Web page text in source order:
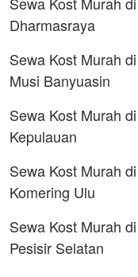
Dharmasraya
Sewa Kost Murah
Musi Banyuasin
Sewa Kost Murah
Kepulauan
Sewa Kost Murah
Komering Ulu
Sewa Kost Murah
Pesisir Selatan